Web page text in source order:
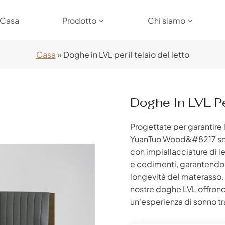
Casa Prodotto Chi siamo
Casa» Doghe in LVL per il telaio del letto
Doghe In LVL
Progettate per garantire
YuanTuo Wood&#8217
con impiallacciature di
e cedimenti,
longevità del
nostre doghe LVL
un'esperienza di sonno